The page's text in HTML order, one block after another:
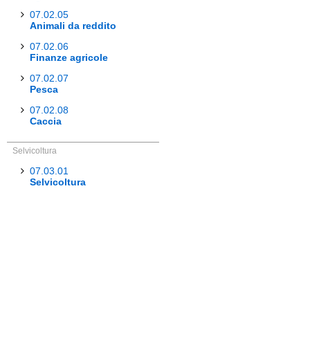
07.02.05
Animali da reddito
07.02.06
Finanze agricole
07.02.07
Pesca
07.02.08
Caccia
Selvicoltura
07.03.01
Selvicoltura